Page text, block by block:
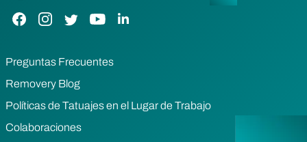
Enlace de Facebook
Enlace de Instagram
Enlace de Twitter
Enlace de YouTube
Enlace de LinkedIn
Preguntas Frecuentes
Removery Blog
Políticas de Tatuajes en el Lugar de Trabajo
Colaboraciones